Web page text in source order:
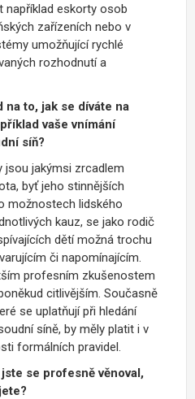
například eskorty osob
zařízeních nebo v
umožňující rychlé
rozhodnutí a
na to, jak se díváte na
vaše vnímání
síň?
jsou jakýmsi zrcadlem
byť jeho stinnějších
možnostech lidského
kauz, se jako rodič
dětí možná trochu
či napomínajícím.
profesním zkušenostem
citlivějším. Současně
se uplatňují při hledání
síně, by měly platit i v
formálních pravidel.
se profesně věnoval,